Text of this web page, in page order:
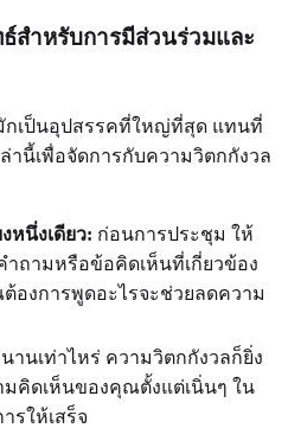
สำหรับการมีส่วนร่วมและ
กเป็นอุปสรรคที่ใหญ่ที่สุด แทนที่
านี้เพื่อจัดการกับความวิตกกังวล
หนึ่งเดียว: ก่อนการประชุม ให้
ำถามหรือข้อคิดเห็นที่เกี่ยวข้อง
องการพูดอะไรจะช่วยลดความ
านเท่าไหร่ ความวิตกกังวลก็ยิ่ง
คิดเห็นของคุณตั้งแต่เนิ่นๆ ใน
รให้เสร็จ